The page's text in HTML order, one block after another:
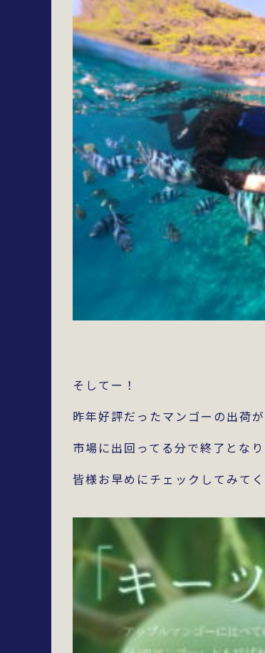
そしてー！
昨年好評だったマンゴーの出荷が
市場に出回ってる分で終了となり
皆様お早めにチェックしてみて